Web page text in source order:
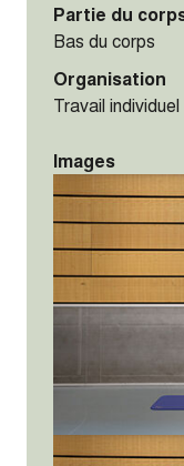
Partie du
Bas du corps
Organisation
Travail individuel
Images